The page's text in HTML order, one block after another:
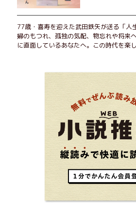
77歳・喜寿を迎えた武田鉄矢が送る「人
婦のもつれ、孤独の気配、物忘れや将
に直面しているあなたへ。この時代を楽
ら！ 読むだけで前向きになれる一冊。